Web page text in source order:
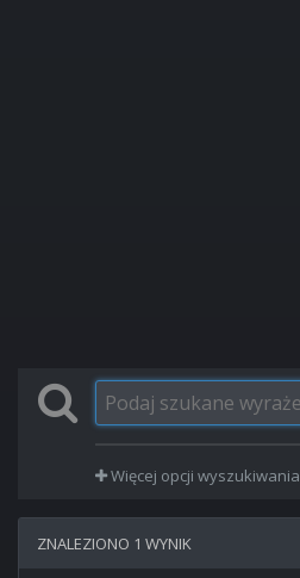
Więcej opcji wyszukiwania
ZNALEZIONO 1 WYNIK